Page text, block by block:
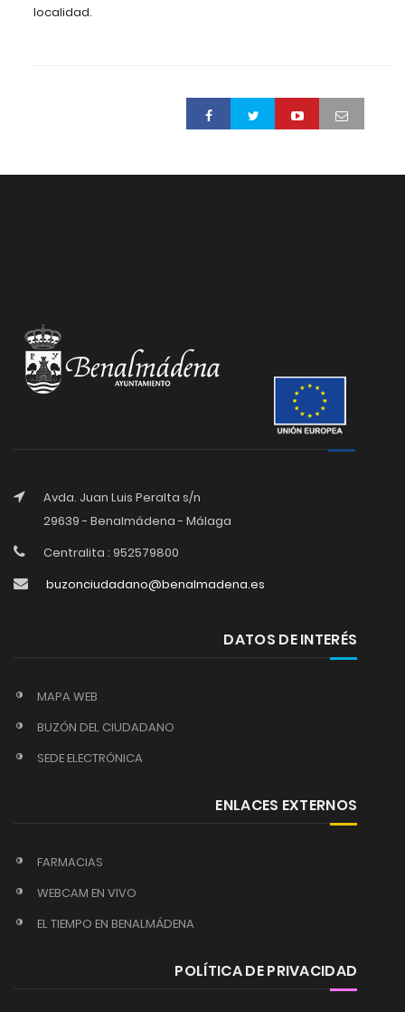
localidad.
Avda. Juan Luis Peralta s/n
29639 - Benalmádena - Málaga
Centralita : 952579800
buzonciudadano@benalmadena.es
DATOS DE INTERÉS
MAPA WEB
BUZÓN DEL CIUDADANO
SEDE ELECTRÓNICA
ENLACES EXTERNOS
FARMACIAS
WEBCAM EN VIVO
EL TIEMPO EN BENALMÁDENA
POLÍTICA DE PRIVACIDAD